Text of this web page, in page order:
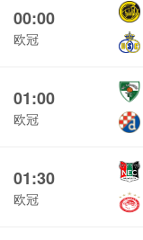
00:00
欧冠
01:00
欧冠
01:30
欧冠